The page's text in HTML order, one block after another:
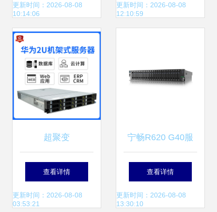
储能产品生态，获
院士肯定 专家点赞
更新时间：2026-08-08
10:14:06
设计与实现
更新时间：2026-08-08
12:10:59
超聚变
FusionServer
2488H V6 为志强
查看详情
更新时间：2026-08-08
03:53:21
宁畅R620 G40服
务器 以海量存储与
强劲性能，赋能企
查看详情
更新时间：2026-08-08
13:30:10